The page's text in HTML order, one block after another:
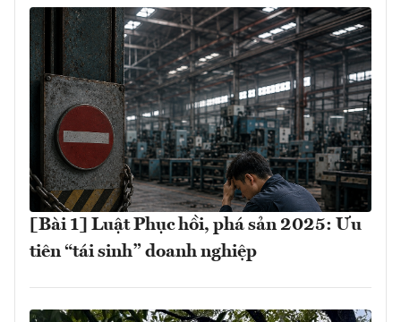
[Bài 1] Luật Phục hồi, phá sản 2025: Ưu
tiên “tái sinh” doanh nghiệp